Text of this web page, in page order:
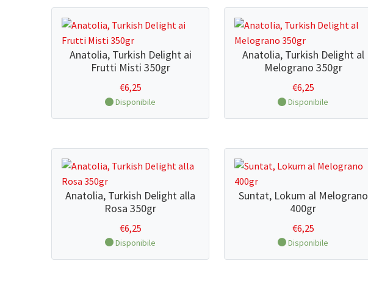
Anatolia, Turkish Delight ai
Frutti Misti 350gr
€6,25
Disponibile
Anatolia, Turkish Delight al
Melograno 350gr
€6,25
Disponibile
Anatolia, Turkish Delight alla
Rosa 350gr
€6,25
Disponibile
Suntat, Lokum al Melograno
400gr
€6,25
Disponibile